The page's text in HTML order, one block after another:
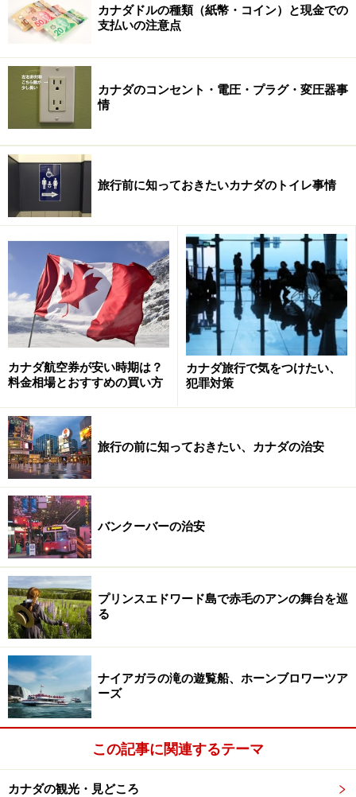
ださい。
カナダドルの種類（紙幣・コイン）と現金での
支払いの注意点
カナダのコンセント・電圧・プラグ・変圧器事
情
旅行前に知っておきたいカナダのトイレ事情
カナダ航空券が安い時期は？
料金相場とおすすめの買い方
カナダ旅行で気をつけたい、
犯罪対策
旅行の前に知っておきたい、カナダの治安
バンクーバーの治安
プリンスエドワード島で赤毛のアンの舞台を巡
る
ナイアガラの滝の遊覧船、ホーンブロワーツア
ーズ
この記事に関連するテーマ
カナダの観光・見どころ